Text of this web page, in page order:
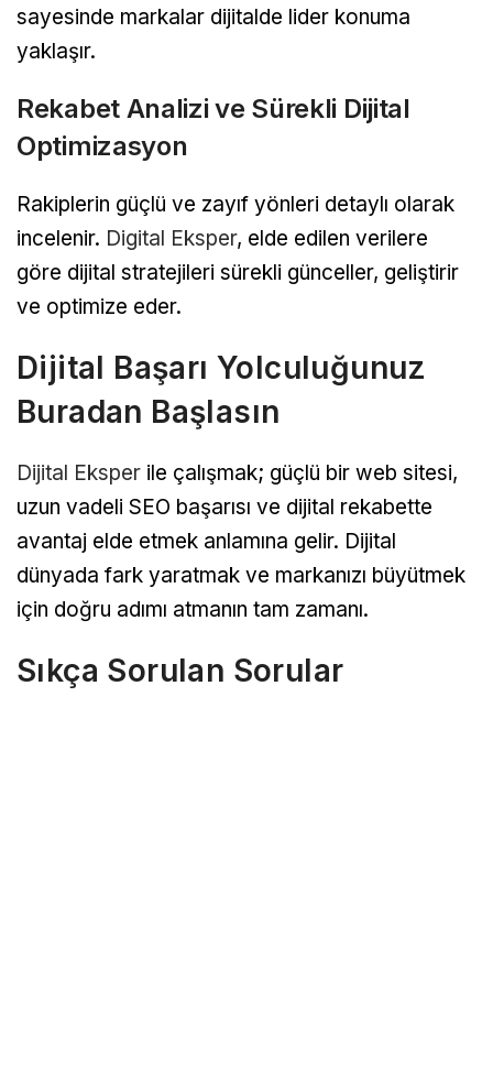
sayesinde markalar dijitalde lider konuma
yaklaşır.
Rekabet Analizi ve Sürekli Dijital
Optimizasyon
Rakiplerin güçlü ve zayıf yönleri detaylı olarak
incelenir. Digital Eksper, elde edilen verilere
göre dijital stratejileri sürekli günceller, geliştirir
ve optimize eder.
Dijital Başarı Yolculuğunuz
Buradan Başlasın
Dijital Eksper ile çalışmak; güçlü bir web sitesi,
uzun vadeli SEO başarısı ve dijital rekabette
avantaj elde etmek anlamına gelir. Dijital
dünyada fark yaratmak ve markanızı büyütmek
için doğru adımı atmanın tam zamanı.
Sıkça Sorulan Sorular